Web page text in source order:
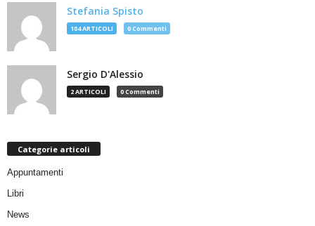
Stefania Spisto
104 ARTICOLI 0 Commenti
Sergio D'Alessio
2 ARTICOLI 0 Commenti
Categorie articoli
Appuntamenti
Libri
News